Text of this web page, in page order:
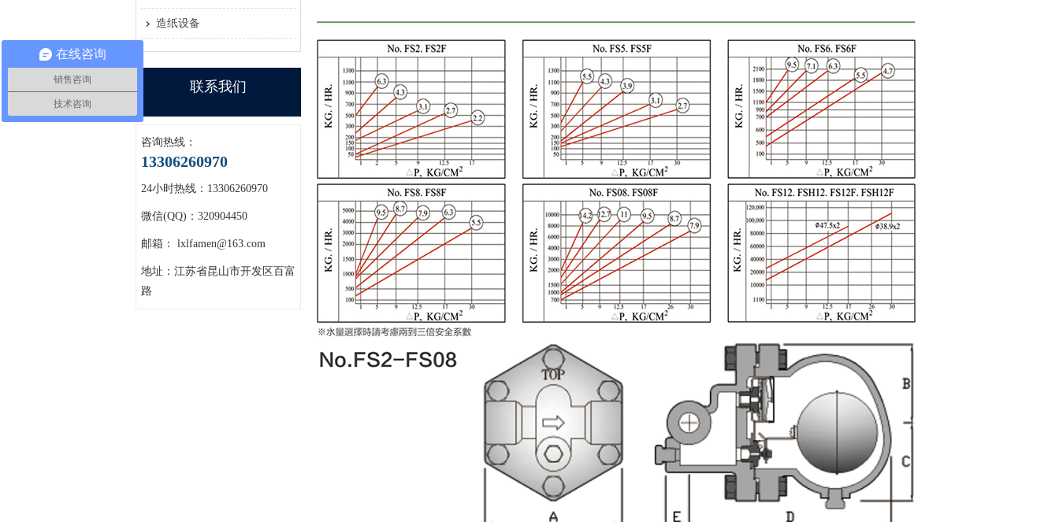
造纸设备
联系我们
咨询热线：
13306260970
24小时热线：13306260970
微信(QQ)：320904450
邮箱： lxlfamen@163.com
地址：江苏省昆山市开发区百富
路
在线咨询
销售咨询
技术咨询